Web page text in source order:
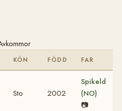
KÖN FÖDD FAR
Sto 2002
Spikeld
(NO)
📷